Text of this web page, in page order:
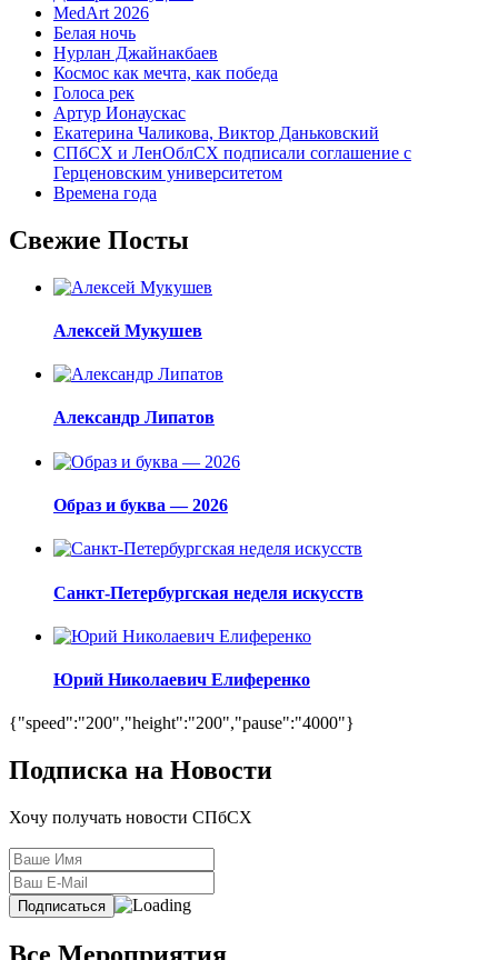
MedArt 2026
Белая ночь
Нурлан Джайнакбаев
Космос как мечта, как победа
Голоса рек
Артур Ионаускас
Екатерина Чаликова, Виктор Даньковский
СПбСХ и ЛенОблСХ подписали соглашение с
Герценовским университетом
Времена года
Свежие Посты
Алексей Мукушев
Александр Липатов
Образ и буква — 2026
Санкт-Петербургская неделя искусств
Юрий Николаевич Елиференко
{"speed":"200","height":"200","pause":"4000"}
Подписка на Новости
Хочу получать новости СПбСХ